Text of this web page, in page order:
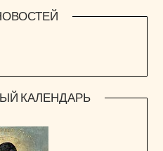
КАЛЕНДАРЬ